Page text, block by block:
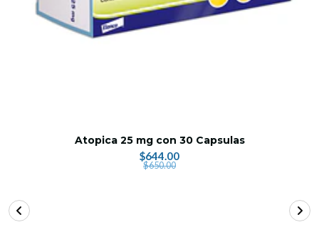
Atopica 25 mg con 30 Capsulas
$644.00
$650.00